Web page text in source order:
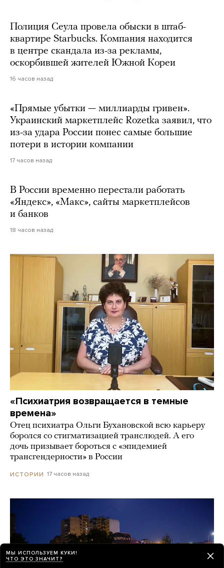
Полиция Сеула провела обыски в штаб-
квартире Starbucks. Компания находится
в центре скандала из-за рекламы,
оскорбившей жителей Южной Кореи
16 часов назад
«Прямые убытки — миллиарды гривен».
Украинский маркетплейс Rozetka заявил, что
из-за удара России понес самые большие
потери в истории компании
17 часов назад
В России временно перестали работать
«Яндекс», «Макс», сайты маркетплейсов
и банков
18 часов назад
«Психиатрия возвращается в темные
времена»
Отец психиатра Ольги Бухановской всю карьеру
боролся со стигматизацией транслюдей. А его
дочь призывает бороться с «эпидемией
трансгендерности» в России
ИСТОРИИ 17 часов назад
МЫ ИСПОЛЬЗУЕМ КУКИ!
ЧТО ЭТО ЗНАЧИТ?